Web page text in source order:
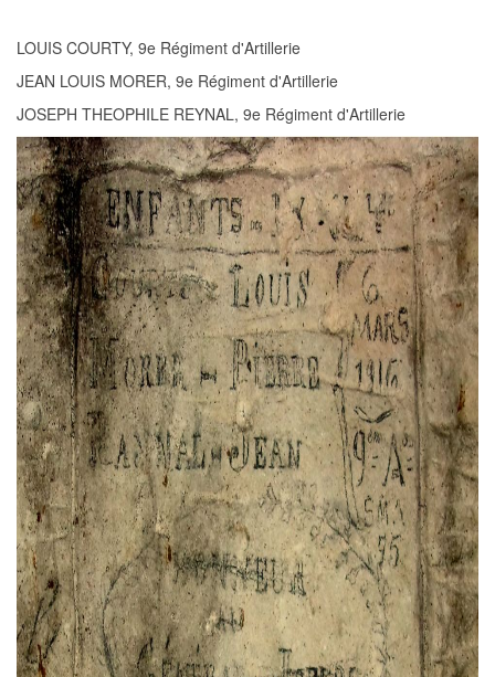
LOUIS COURTY, 9e Régiment d'Artillerie
JEAN LOUIS MORER, 9e Régiment d'Artillerie
JOSEPH THEOPHILE REYNAL, 9e Régiment d'Artillerie